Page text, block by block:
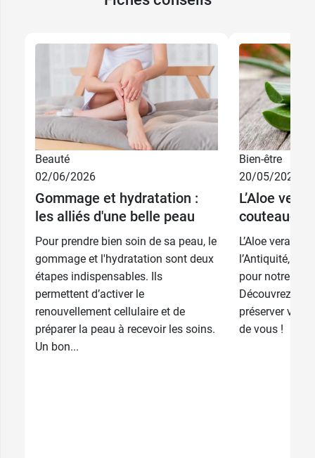
40 ml + soin
offert
13,99 €
40 ml 13,99 €
Beauté
02/06/2026
Gommage et hydratation :
les alliés d'une belle peau
Pour prendre bien soin de sa peau, le
gommage et l'hydratation sont deux
étapes indispensables. Ils
permettent d’activer le
renouvellement cellulaire et de
préparer la peau à recevoir les soins.
Un bon...
Bien-être
20/05/2026
L’Aloe
couteau-
L’Aloe vera,
l’Antiquité, est
pour notre
Découvrez
préserver
de vous !